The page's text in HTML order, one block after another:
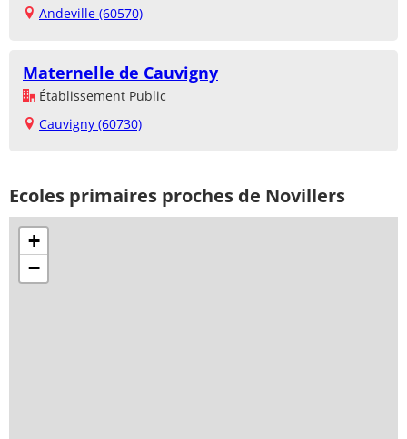
Andeville (60570)
Maternelle de Cauvigny
Établissement Public
Cauvigny (60730)
Ecoles primaires proches de Novillers
+
−